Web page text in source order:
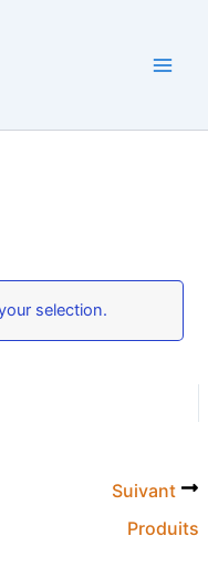
selection.
Suivant
Produits